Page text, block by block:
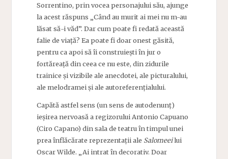
Sorrentino, prin vocea personajului său, ajunge
la acest răspuns „Când au murit ai mei nu m-au
lăsat să-i văd”. Dar cum poate fi redată această
falie de viață? Ea poate fi doar onest găsită,
pentru ca apoi să îi construiești în jur o
fortăreață din ceea ce nu este, din zidurile
trainice și vizibile ale anecdotei, ale picturalului,
ale melodramei și ale autoreferențialului.
Capătă astfel sens (un sens de autodenunț)
ieșirea nervoasă a regizorului Antonio Capuano
(Ciro Capano) din sala de teatru în timpul unei
prea înflăcărate reprezentații ale Salomeeilui
Oscar Wilde. „Ai intrat în decorativ. Doar